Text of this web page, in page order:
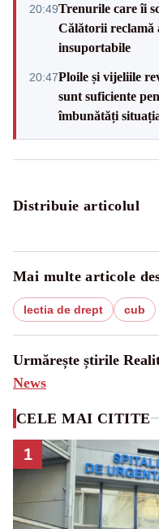
20:49Trenurile care îi
Călătorii reclamă
insuportabile
20:47Ploile și vijeliile
sunt suficiente
îmbunătăți
Distribuie articolul
Mai multe articole
lectia de drept cub
Urmărește știrile
News
CELE MAI CITITE
1